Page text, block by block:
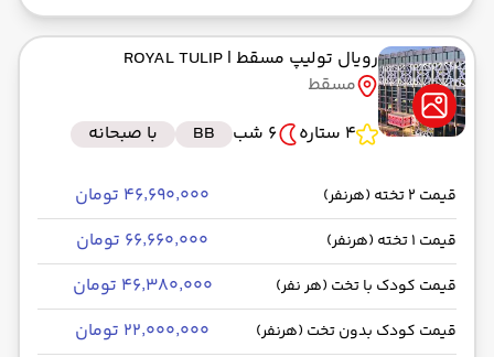
رویال تولیپ مسقط | ROYAL TULIP
مسقط
4 ستاره
6 شب BB با صبحانه
قیمت 2 تخته (هرنفر) ۴۶٬۶۹۰٬۰۰۰ تومان
قیمت 1 تخته (هرنفر) ۶۶٬۶۶۰٬۰۰۰ تومان
قیمت کودک با تخت (هر نفر) ۴۶٬۳۸۰٬۰۰۰ تومان
قیمت کودک بدون تخت (هرنفر) ۲۲٬۰۰۰٬۰۰۰ تومان